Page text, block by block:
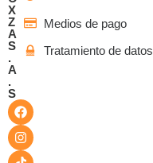
X
Z
A
S
.
A
.
S
Medios de pago
Tratamiento de datos